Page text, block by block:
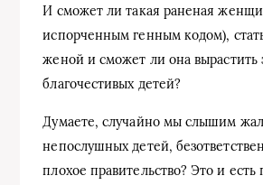
И сможет ли такая раненая
испорченным генным кодом),
женой и сможет ли она вырастить
благочестивых детей?
Думаете, случайно мы слышим
непослушных детей,
плохое правительство? Это и есть